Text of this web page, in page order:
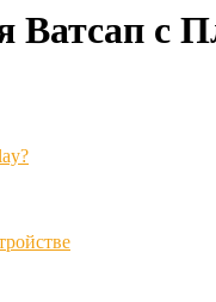
Ватсап